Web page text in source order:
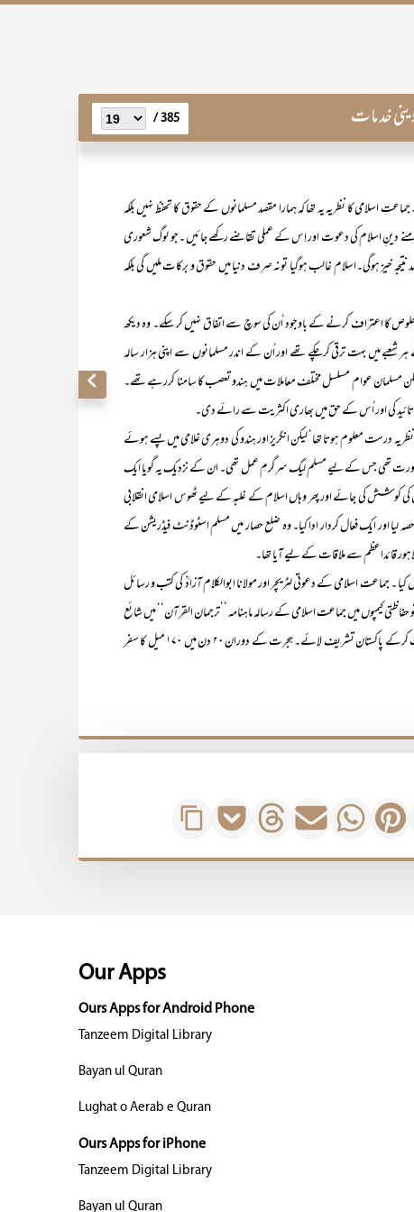
خدمات 385 /
کا نظریہ یہ تھا کہ ہمارا مقصد مسلمانوں کے حقوق کا تحفظ نہیں بلکہ
دینِ اسلام کی دعوت اور اِس کے عملی تقاضے رکھے جائیں ۔جو لوگ شعوری
خیز ہوگی۔اسلام غالب ہوگیا تونہ صرف دنیا میں حقوق و برکات ملیں گی بلکہ
کا اعتراف کرنے کے باوجود اُن کی سوچ سے اتفاق نہیں کر سکے۔ وہ دیکھ
شعبے میں بہت ترقی کرچکے تھے اور اُن کے اندر مسلمانوں سے اپنی ہزار سالہ
مسلمان عوام مسلسل مختلف معاملات میں ہندو تعصب کا سامنا کررہے تھے۔
معلوم ہوتا تھا‘ لیکن انگریز اور ہندو کی دوہری غلامی میں پسے ہوئے
تھی جس کے لیے مسلم لیگ سرگرمِ عمل تھی۔ ان کے نزدیک یہ گویا ایک
کی جائے اور پھر وہاں اسلام کے غلبہ کے لیے ٹھوس اسلامی انقلابی
اور ایک فعال کردار ادا کیا۔ وہ ضلع حصار میں مسلم اسٹوڈنٹ فیڈریشن کے
قائداعظم سے ملاقات کے لیے آیا تھا۔
۔ جماعت اسلامی کے دعوتی لٹریچر اور مولانا ابوالکلام آزادؒ کی کتب و رسائل
کیمپوں میں جماعت اسلامی کے رسالہ ماہنامہ ’’ترجمان القرآن‘‘ میں شائع
ہونے والے ’’تفہیم القرآن‘‘ کے حواشی کا مطالعہ کیا۔ نومبر ۴۷ میں ہجرت کرکے پاکستان تشریف لائے۔ ہجرت کے دوران ۲۰ دن میں ۱۷۰ میل کا سفر
Our Apps
Ours Apps for Android Phone
Tanzeem Digital Library
Bayan ul Quran
Lughat o Aerab e Quran
Ours Apps for iPhone
Tanzeem Digital Library
Bayan ul Quran